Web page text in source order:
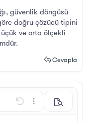
güvenlik döngüsü
doğru çözücü tipini
ve orta ölçekli
Cevapla
seçenek…
Geri alDaha fazlaÖnizleme